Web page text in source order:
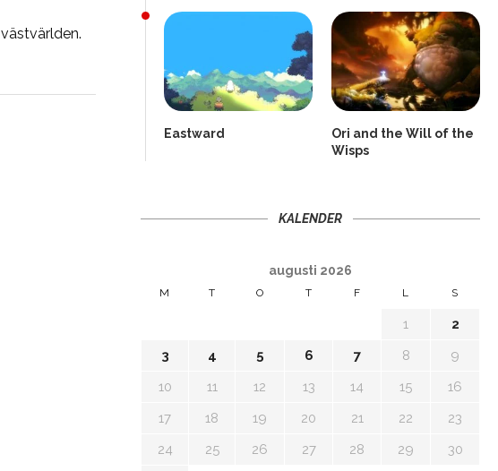
Eastward
Ori and the Will of the
Wisps
KALENDER
augusti 2026
M T O T F L S
1
2
3
4 5 6 7 8
9
10
11 12 13 14 15
16
17
18 19 20 21 22
23
24
25 26 27 28 29
30